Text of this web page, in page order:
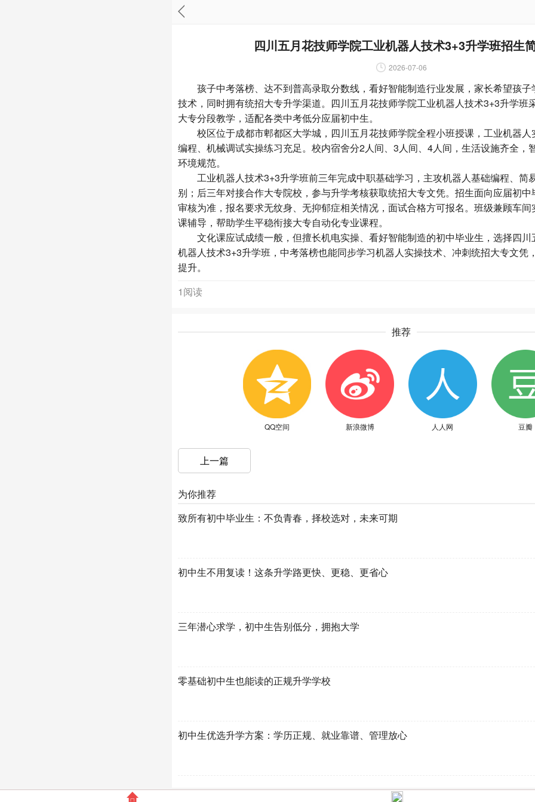
四川五月花技师学院工业机器人技术3+3升学班招生
2026-07-06
孩子中考落榜、达不到普高录取分数线，看好智能制造行业发展，家长希望孩子
技术，同时拥有统招大专升学渠道。四川五月花技师学院工业机器人技术3+3升学班
大专分段教学，适配各类中考低分应届初中生。
校区位于成都市郫都区大学城，四川五月花技师学院全程小班授课，工业机器人
编程、机械调试实操练习充足。校内宿舍分2人间、3人间、4人间，生活设施齐全，
环境规范。
工业机器人技术3+3升学班前三年完成中职基础学习，主攻机器人基础编程、简
别；后三年对接合作大专院校，参与升学考核获取统招大专文凭。招生面向应届初
审核为准，报名要求无纹身、无抑郁症相关情况，面试合格方可报名。班级兼顾车
课辅导，帮助学生平稳衔接大专自动化专业课程。
文化课应试成绩一般，但擅长机电实操、看好智能制造的初中毕业生，选择四川
机器人技术3+3升学班，中考落榜也能同步学习机器人实操技术、冲刺统招大专文凭
提升。
1阅读
推荐
QQ空间 新浪微博 人人网 豆瓣
上一篇
为你推荐
致所有初中毕业生：不负青春，择校选对，未来可期
初中生不用复读！这条升学路更快、更稳、更省心
三年潜心求学，初中生告别低分，拥抱大学
零基础初中生也能读的正规升学学校
初中生优选升学方案：学历正规、就业靠谱、管理放心